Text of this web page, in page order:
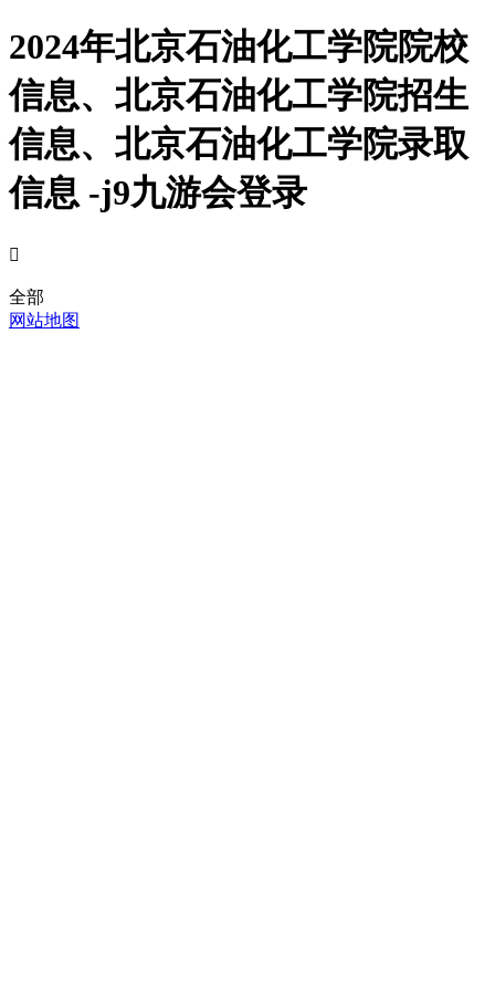
2024年北京石油化工学院院校
信息、北京石油化工学院招生
信息、北京石油化工学院录取
信息 -j9九游会登录

全部
网站地图